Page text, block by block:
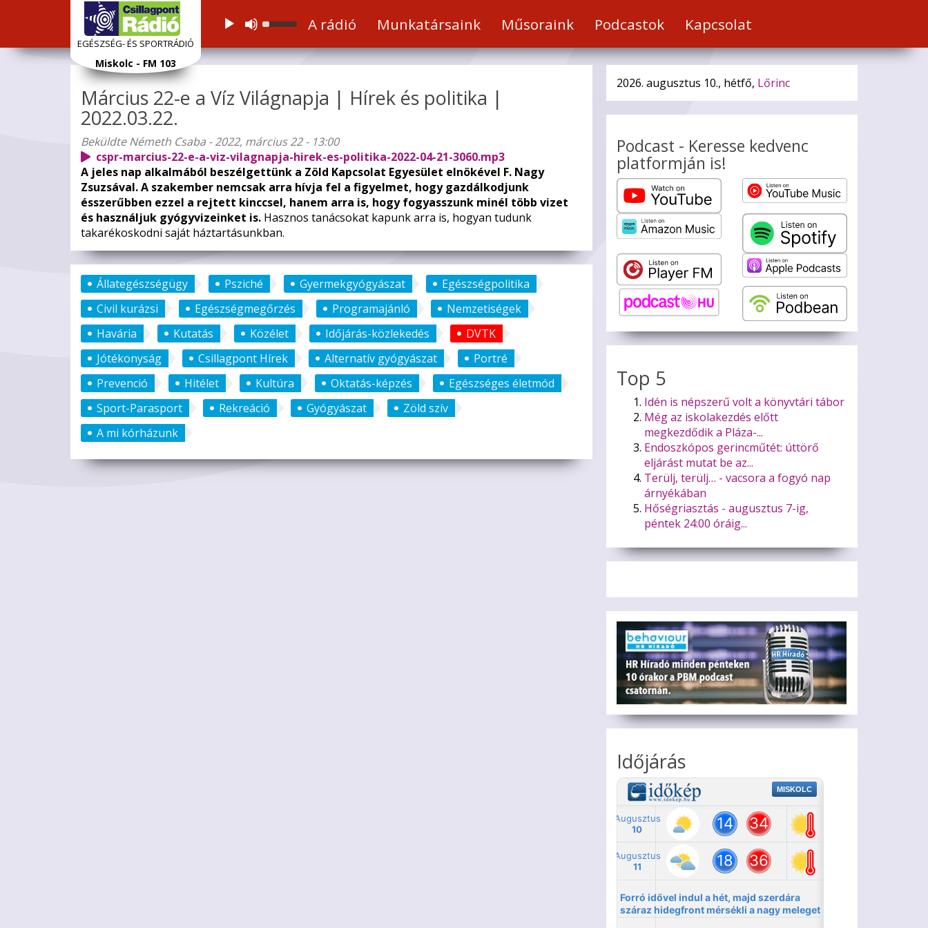
Ugrás
EGÉSZSÉG- ÉS SPORTRÁDIÓ
Miskolc - FM 103
Audiolejátszó
Fel/Le
nyíl
a
hangerő
vagy
csökkentéséhez.
A rádió Munkatársaink Műsoraink Podcastok Kapcsolat
Március 22-e a Víz Világnapja | Hírek és politika |
2022.03.22.
BeküldteNémeth Csaba - 2022, március 22 - 13:00
cspr-marcius-22-e-a-viz-vilagnapja-hirek-es-politika-2022-04-21-3060.mp3
A jeles nap alkalmából beszélgettünk a Zöld Kapcsolat Egyesület elnökével F. Nagy
Zsuzsával. A szakember nemcsak arra hívja fel a figyelmet, hogy gazdálkodjunk
ésszerűbben ezzel a rejtett kinccsel, hanem arra is, hogy fogyasszunk minél több vizet
és használjuk gyógyvizeinket is. Hasznos tanácsokat kapunk arra is, hogyan tudunk
takarékoskodni saját háztartásunkban.
Állategészségügy Psziché Gyermekgyógyászat
Egészségpolitika
Civil kurázsi
Egészségmegőrzés Programajánló
Nemzetiségek
Havária
Kutatás Közélet Időjárás-közlekedés
DVTK
Jótékonyság
Csillagpont Hírek Alternatív gyógyászat
Portré
Prevenció
Hitélet Kultúra Oktatás-képzés
Egészséges életmód
Sport-Parasport
Rekreáció Gyógyászat
Zöld szív
A mi kórházunk
2026. augusztus 10., hétfő, Lőrinc
Podcast - Keresse kedvenc
platformján is!
Top 5
Idén is népszerű volt a könyvtári tábor
Még az iskolakezdés előtt
megkezdődik a Pláza-...
Endoszkópos gerincműtét: úttörő
eljárást mutat be az...
Terülj, terülj… - vacsora a fogyó nap
árnyékában
Hőségriasztás - augusztus 7-ig,
péntek 24:00 óráig...
Időjárás